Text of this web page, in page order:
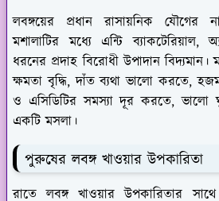
লবঙ্গয়ের প্রধান রাসায়নিক
মশালাটির মধ্যে এন্টি ব্যাকটেরিয়াল,
ধরনের প্রদাহ বিরোধী উপাদান
ক্ষমতা বৃদ্ধি, দাঁত ব্যথা ভালো করতে,
ও এসিডিটির সমস্যা দূর করতে, ভালো
একটি মসলা।
পুরুষের লবঙ্গ খাওয়ার উপকারিতা
রাতে লবঙ্গ খাওয়ার উপকারিতার